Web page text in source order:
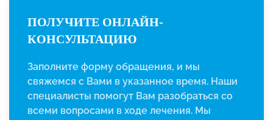
ПОЛУЧИТЕ ОНЛАЙН-
КОНСУЛЬТАЦИЮ
Заполните форму обращения, и мы
свяжемся с Вами в указанное время. Наши
специалисты помогут Вам разобраться со
всеми вопросами в ходе лечения. Мы